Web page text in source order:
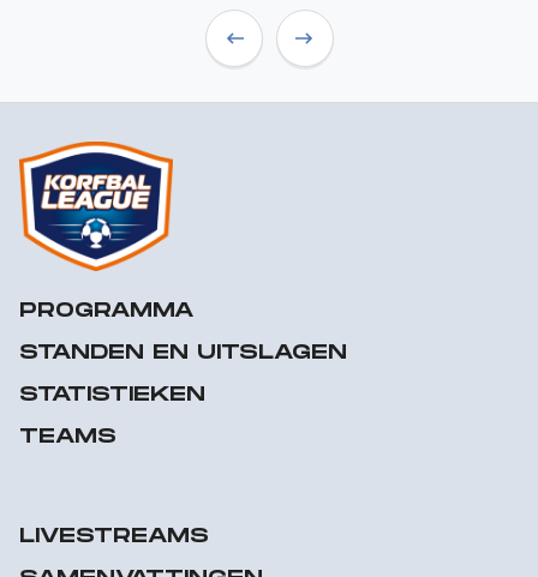
PROGRAMMA
STANDEN EN UITSLAGEN
STATISTIEKEN
TEAMS
LIVESTREAMS